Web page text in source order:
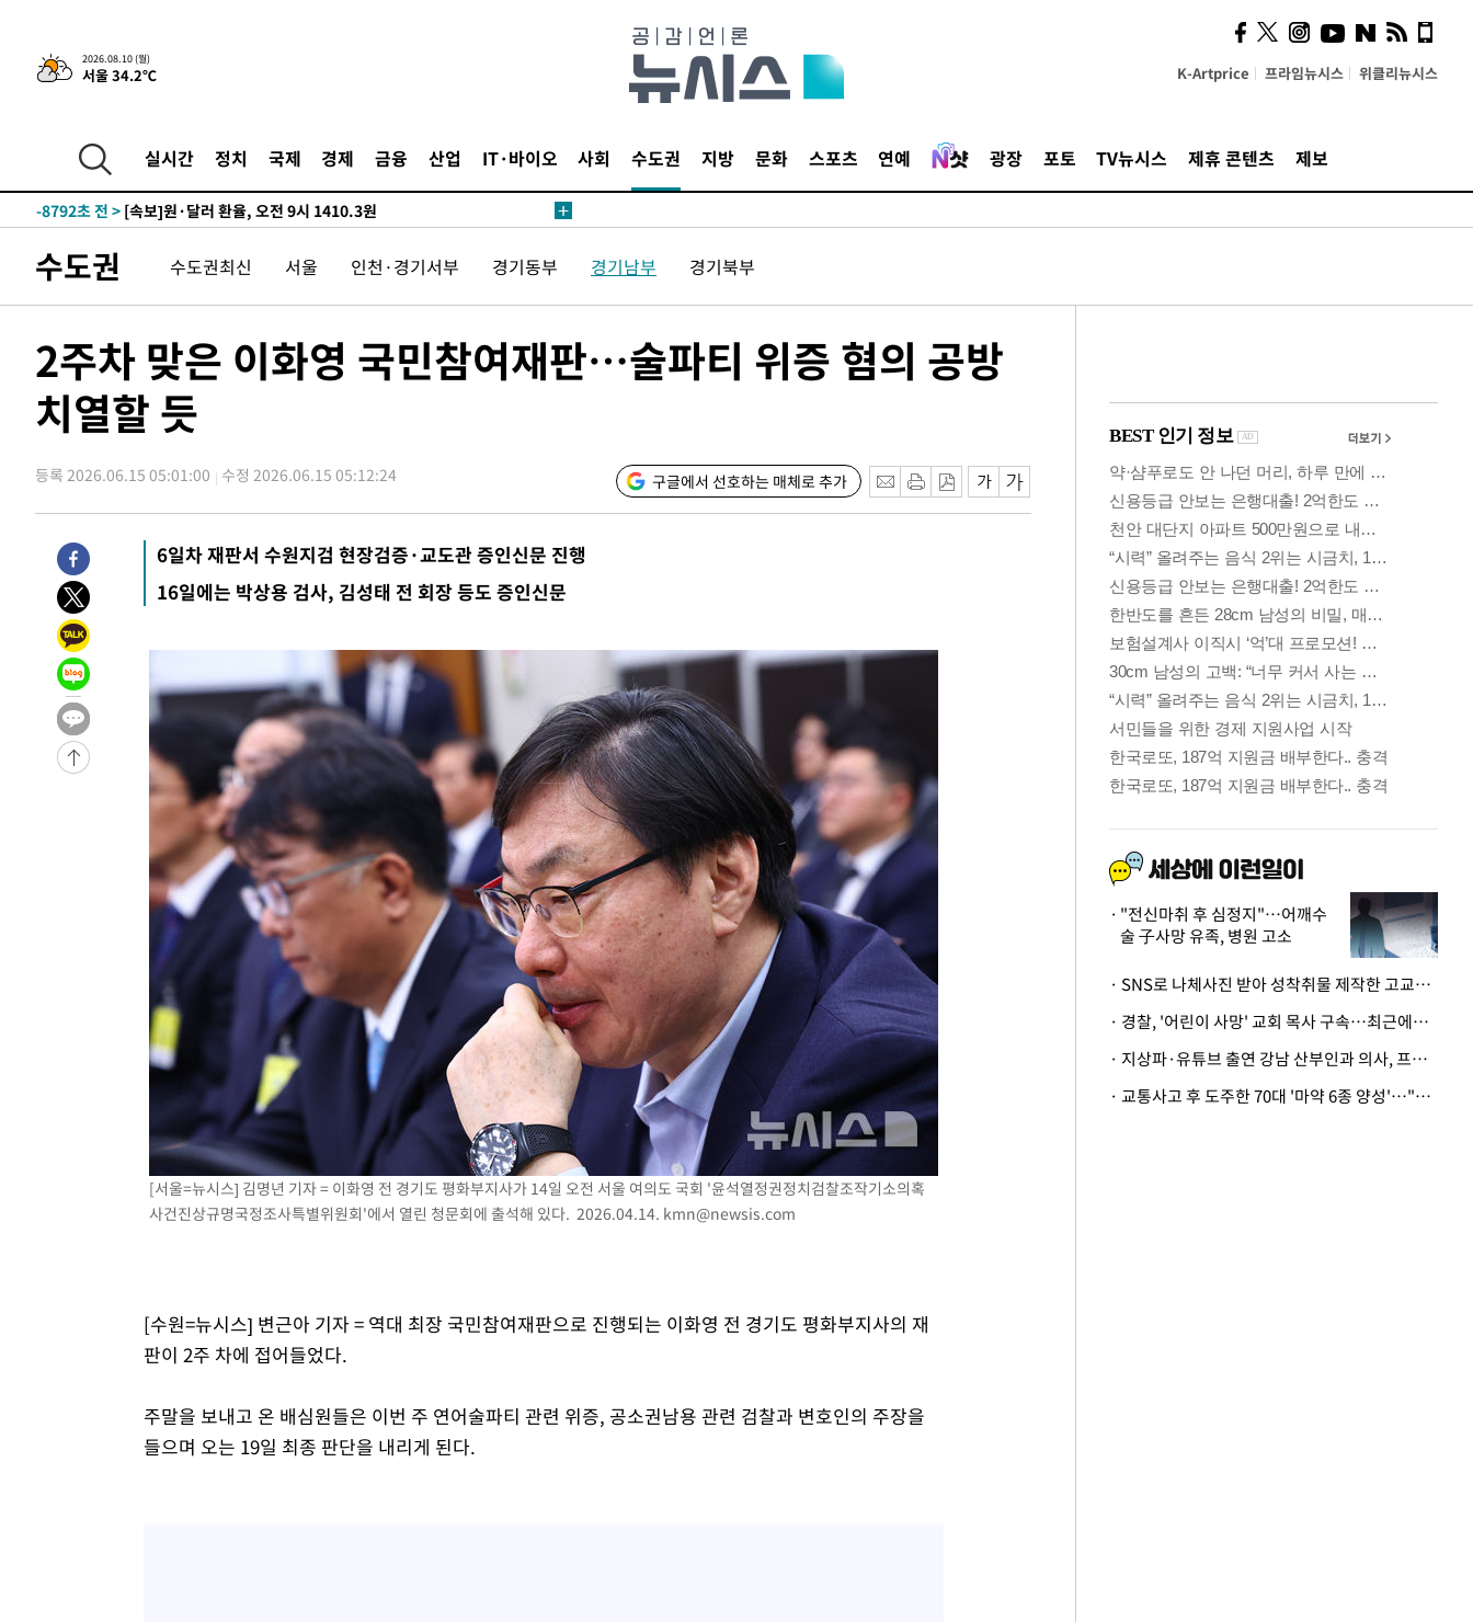
2026.08.10 (월)
서울 34.2℃ K-Artprice 프라임뉴시스 위클리뉴시스
실시간 정치 국제 경제 금융 산업 IT·바이오 사회 수도권 지방 문화 스포츠 연예 광장 포토 TV뉴시스 제휴 콘텐츠 제보
-27230초 전 >[속보]이 대통령 "2028년 중순까지 광주 군공항 기능 다른 군공항
으로 임시 배치해 산단 조기 착공"
-24380초 전 >포항스틸야드 관중석 천장 석재 낙하…K리그 전구장 긴급 점검
-11506초 전 >
[속보]코스닥 지수 5%대 급등에 '매수 사이드카' 발동
-8792초 전 >
-8530초 전 > [속보]코스닥, 8.85포인트(1.11%) 오른 807.66 개장
-6962초 전 > [속보]지하철 1호선 상행선 용산역 무정차 통과…"집회·시위"
-5287초 전 >'낮 최고 34도' 전국 더위 지속…강원·경상권 오전 비
살해
-2482초 전 >인천 앞바다 연락두절 모터보트 승선원 3명 전원 구조
-2151초 전 >이집트, 가자 협상 당사자들에게 약속이행과 방해금지 촉구
36분 전 >트럼프, 이란 추가 요구에 "저강도 대응…이건 체스게임"
-32080초 전 >[속보]코스피, 40.89포인트(0.65%) 오른 6299.66 마감
-32066초 전 >[속보]코스닥, 55.66포인트(6.97%) 오른 854.47 마감
-28773초 전 >
대포통장 107개로 불법도박 수익 5062억 세탁…19명 검거
-27250초 전 >
[속보]이 대통령 "2028년 중순까지 광주 군공항 기능 다른 군공항
으로 임시 배치해 산단 조기 착공"
-24400초 전 >
포항스틸야드 관중석 천장 석재 낙하…K리그 전구장 긴급 점검
-13048초 전 >
-11526초 전 >
[속보]코스닥 지수 5%대 급등에 '매수 사이드카' 발동
-8812초 전 >
[속보]원·달러 환율, 오전 9시 1410.3원
-8550초 전 >
[속보]코스닥, 8.85포인트(1.11%) 오른 807.66 개장
-8546초 전 >
[속보]코스피, 47.56포인트(0.76%) 오른 6306.33 개장
[속보]지하철 1호선 상행선 용산역 무정차 통과…"집회·시위"
'낮 최고 34도' 전국 더위 지속…강원·경상권 오전 비
파키스탄 보안군, 대 테러작전으로 남서부의 무장세력 소탕전..15명
인천 앞바다 연락두절 모터보트 승선원 3명 전원 구조
이집트, 가자 협상 당사자들에게 약속이행과 방해금지 촉구
트럼프, 이란 추가 요구에 "저강도 대응…이건 체스게임"
수도권 수도권최신 서울 인천·경기서부 경기동부 경기남부 경기북부
2주차 맞은 이화영 국민참여재판…술파티 위증 혐의 공방
치열할 듯
등록 2026.06.15 05:01:00 수정 2026.06.15 05:12:24 구글에서 선호하는 매체로 추가
6일차 재판서 수원지검 현장검증·교도관 증인신문 진행
16일에는 박상용 검사, 김성태 전 회장 등도 증인신문
[서울=뉴시스] 김명년 기자 = 이화영 전 경기도 평화부지사가 14일 오전 서울 여의도 국회 '윤석열정권정치검찰조작기소의혹
사건진상규명국정조사특별위원회'에서 열린 청문회에 출석해 있다. 2026.04.14. kmn@newsis.com
[수원=뉴시스] 변근아 기자 = 역대 최장 국민참여재판으로 진행되는 이화영 전 경기도 평화부지사의 재
판이 2주 차에 접어들었다.
주말을 보내고 온 배심원들은 이번 주 연어술파티 관련 위증, 공소권남용 관련 검찰과 변호인의 주장을
들으며 오는 19일 최종 판단을 내리게 된다.
잃은 청년 다시 일으킨 카누
[당신 옆 장애인]
"전신마취 후 심정지"…어깨수
술 子사망 유족, 병원 고소
· SNS로 나체사진 받아 성착취물 제작한 고교생…중형 구형
· 경찰, '어린이 사망' 교회 목사 구속…최근에도 학대 신고
· 지상파·유튜브 출연 강남 산부인과 의사, 프로포폴 셀프 투약 체포
· 교통사고 후 도주한 70대 '마약 6종 양성'…"피부과 약 복용"